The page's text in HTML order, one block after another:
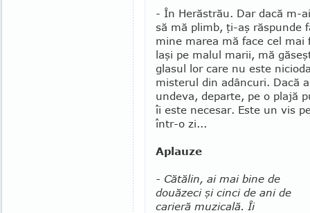
- În Herăstrău. Dar dacă m-
să mă plimb, ţi-aş răspunde
mine marea mă face cel
laşi pe malul marii, mă
glasul lor care nu este
misterul din adâncuri. Dacă
undeva, departe, pe o pla­jă
îi este ne­ce­sar. Este un vis
într-o zi...
Aplauze
- Cătălin, ai mai bine de
douăzeci şi cinci de ani de
carieră muzicală. Îi